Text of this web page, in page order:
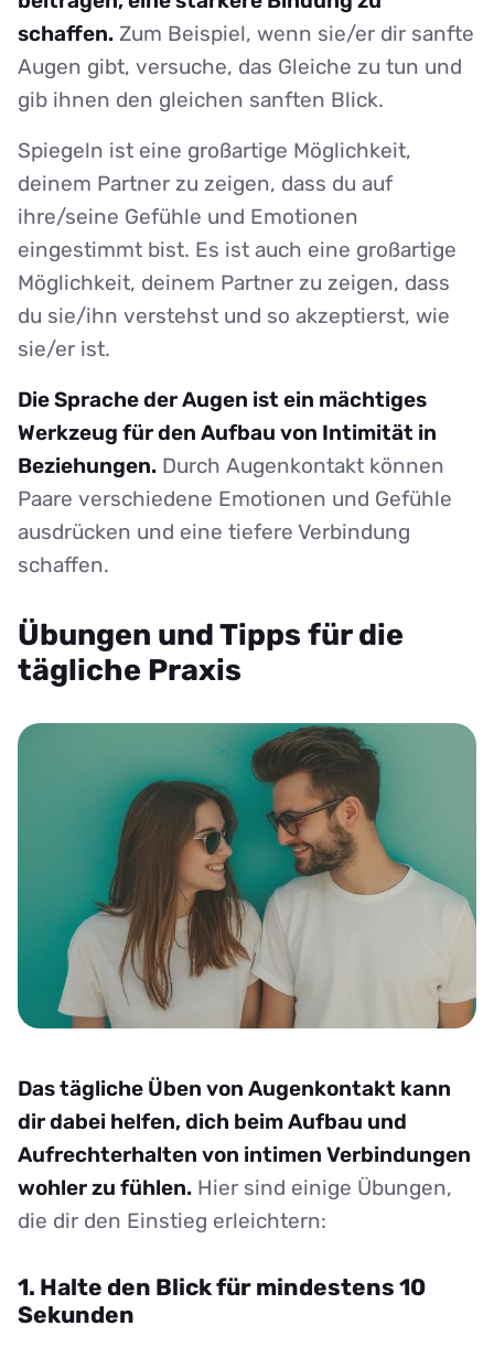
schaffen. Zum Beispiel, wenn sie/er dir sanfte
Augen gibt, versuche, das Gleiche zu tun und
gib ihnen den gleichen sanften Blick.
Spiegeln ist eine großartige Möglichkeit,
deinem Partner zu zeigen, dass du auf
ihre/seine Gefühle und Emotionen
eingestimmt bist. Es ist auch eine großartige
Möglichkeit, deinem Partner zu zeigen, dass
du sie/ihn verstehst und so akzeptierst, wie
sie/er ist.
Die Sprache der Augen ist ein mächtiges
Werkzeug für den Aufbau von Intimität in
Beziehungen. Durch Augenkontakt können
Paare verschiedene Emotionen und Gefühle
ausdrücken und eine tiefere Verbindung
schaffen.
Übungen und Tipps für die
tägliche Praxis
Das tägliche Üben von Augenkontakt kann
dir dabei helfen, dich beim Aufbau und
Aufrechterhalten von intimen Verbindungen
wohler zu fühlen. Hier sind einige Übungen,
die dir den Einstieg erleichtern:
1. Halte den Blick für mindestens 10
Sekunden